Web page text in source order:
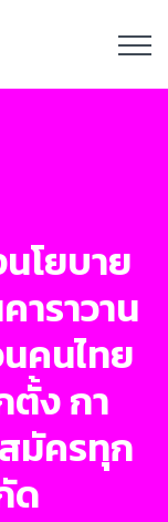
โยบาย
าราวาน
คนไทย
ตั้ง กา
มัครทุก
ด